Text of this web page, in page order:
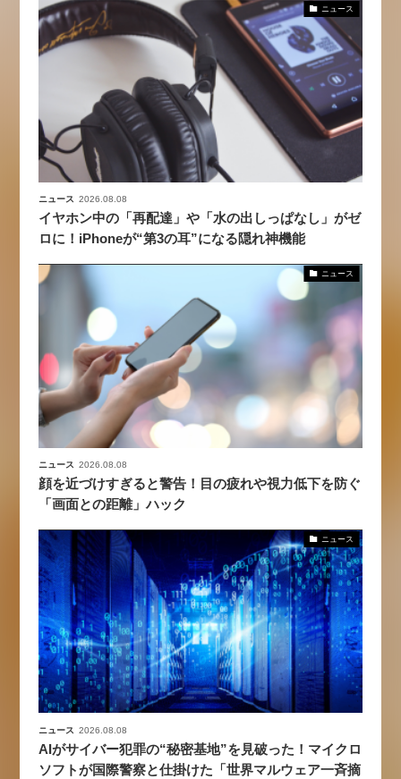
ニュース
ニュース 2026.08.08
イヤホン中の「再配達」や「水の出しっぱなし」がゼ
ロに！iPhoneが“第3の耳”になる隠れ神機能
ニュース
ニュース 2026.08.08
顔を近づけすぎると警告！目の疲れや視力低下を防ぐ
「画面との距離」ハック
ニュース
ニュース 2026.08.08
AIがサイバー犯罪の“秘密基地”を見破った！マイクロ
ソフトが国際警察と仕掛けた「世界マルウェア一斉摘